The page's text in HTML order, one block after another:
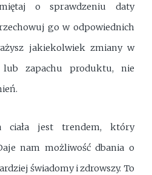
o sprawdzeniu daty
go w odpowiednich
jakiekolwiek zmiany w
lub zapachu produktu, nie
ciała jest trendem, który
nam możliwość dbania o
świadomy i zdrowszy. To